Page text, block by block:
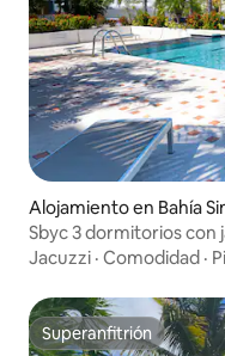
Alojamiento en Bahía
Sbyc 3 dormitorios con
compartidas
Jacuzzi · Comodidad ·
Superanfitrión
Superanfitrión